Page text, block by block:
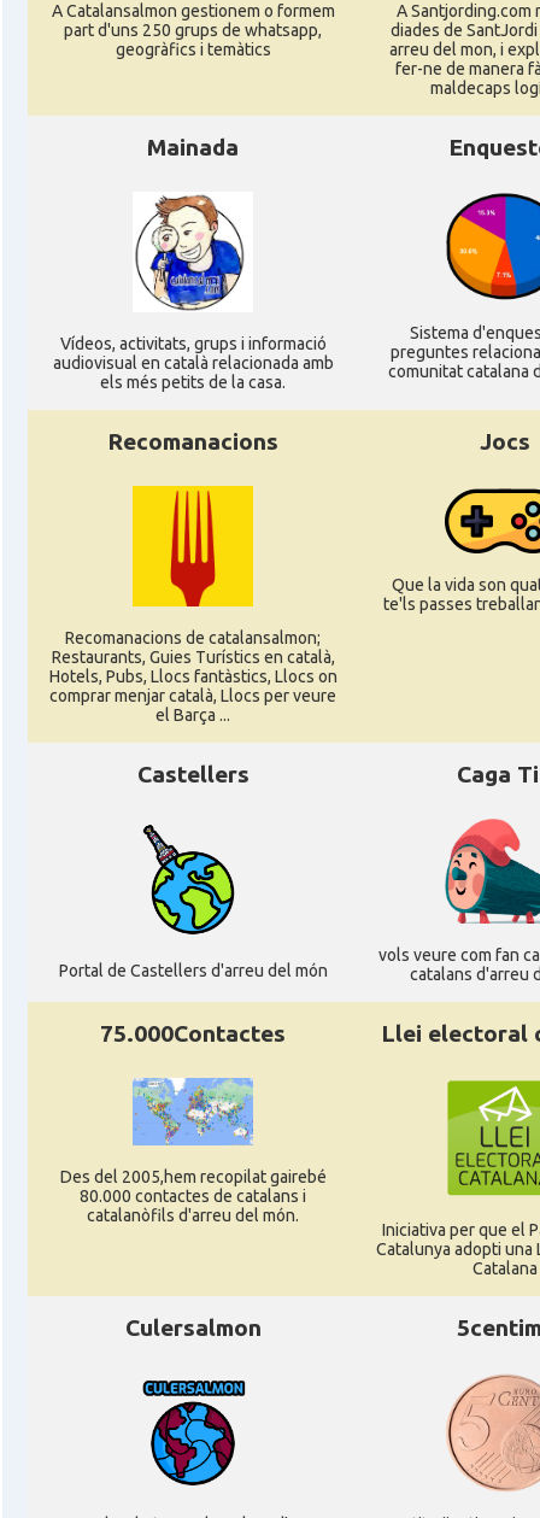
CAMON Catalans a Stuttgart
CAMON Catalans a TRIER
CATALANS A TÜBINGEN
Associació Catalana d'Essen E.V. /
Verein Essen E.V.
Casal Associació Catalana d'Hamburg "El
Casal Català de Stuttgart, Stuttcat
Casal Centre Català de Munic
Casal Centre Cultural Català de Colònia
Katalanischer Salon, e. V.
Oficina Exterior de Catalunya a
Oficina Exterior de Catalunya a
Delegació Delegació del Govern a Alemanya
Consolat Consolat general a Frankfurt am
Consolat Consolat general a Hamburg
Consolat general a Munich
Consolat Consolat general a Stuttgart
Ambaixada Ambaixada espanyola a Alemanya
* + ambaixades i consolats
A Catalansalmon gestionem o formem
part d'uns 250 grups de whatsapp,
geogràfics i temàtics
A Santjording.com
diades de
arreu del mon, i
fer-ne de manera
maldecaps
Mainada
Ví­deos, activitats, grups i informació
audiovisual en català relacionada amb
els més petits de la casa.
Sistema
preguntes
comunitat catalana
Recomanacions
Recomanacions de catalansalmon;
Restaurants, Guies Turístics en català,
Hotels, Pubs, Llocs fantàstics, Llocs on
comprar menjar català, Llocs per veure
el Barça ...
Jocs
Que la vida son
te'ls passes
Castellers
Portal de Castellers d'arreu del món
Caga
vols veure com fan
catalans d'arreu
75.000Contactes
Des del 2005,hem recopilat gairebé
80.000 contactes de catalans i
catalanòfils d'arreu del món.
Llei electoral
Iniciativa per que el
Catalunya adopti una
Catalana
Culersalmon